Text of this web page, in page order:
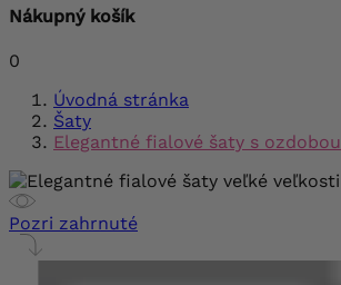
Nákupný košík
0
Úvodná stránka
Šaty
Elegantné fialové šaty s ozdobou
Pozri zahrnuté